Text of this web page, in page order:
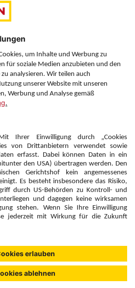
auf
Anmelden
Unsere Inhalte: Standards und
Meldung
DERTOUR Austria GmbH